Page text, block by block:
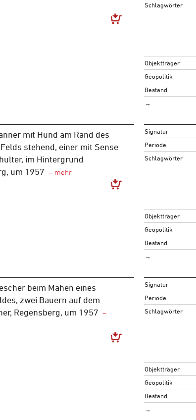
Schlagwörter
Objektträger
Geopolitik
Bestand
→
mit Hund am Rand des
stehend, einer mit Sense
im Hintergrund
um 1957
Signatur
Periode
Schlagwörter
Objektträger
Geopolitik
Bestand
→
beim Mähen eines
zwei Bauern auf dem
Regensberg, um 1957
Signatur
Periode
Schlagwörter
Objektträger
Geopolitik
Bestand
→